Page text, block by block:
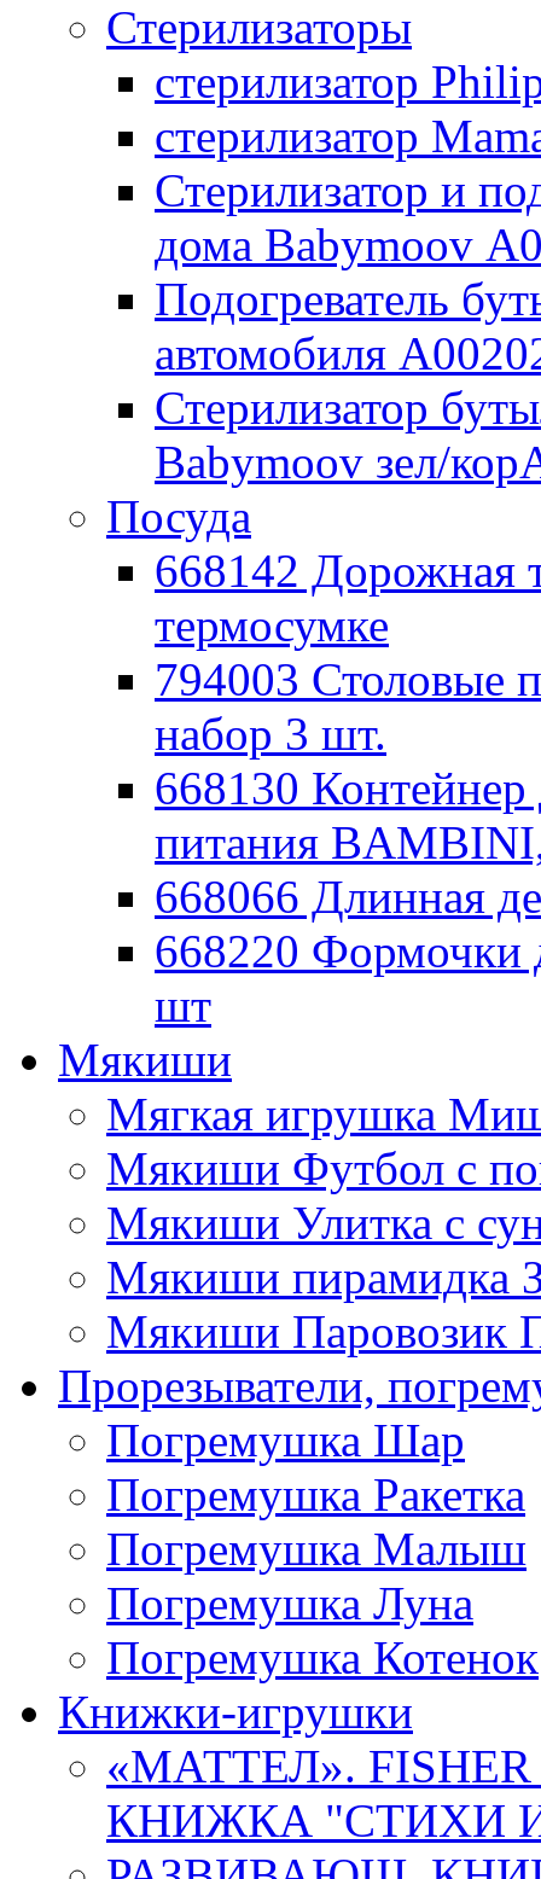
Стерилизаторы
стерилизатор
стерилизатор
Стерилизатор и
дома Babymoov
Подогреватель
автомобиля
Стерилизатор
Babymoov зел/
Посуда
668142 Дорожная
термосумке
794003 Столовые
набор 3 шт.
668130 Контейнер
питания
668066 Длинная
668220 Формочки
шт
Мякиши
Мягкая игрушка
Мякиши Футбол с
Мякиши Улитка с
Мякиши пирамидка
Мякиши Паровозик
Прорезыватели,
Погремушка Шар
Погремушка Ракетка
Погремушка Малыш
Погремушка Луна
Погремушка Котенок
Книжки-игрушки
«МАТТЕЛ».
КНИЖКА "СТИХИ И